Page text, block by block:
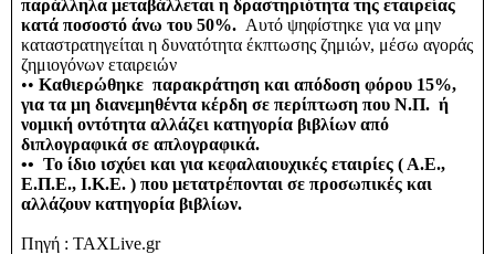
παράλληλα μεταβάλλεται η δραστηριότητα της εταιρείας
κατά ποσοστό άνω του 50%. Αυτό ψηφίστηκε για να μην
καταστρατηγείται η δυνατότητα έκπτωσης ζημιών, μέσω αγοράς
ζημιογόνων εταιρειών
•• Καθιερώθηκε παρακράτηση και απόδοση φόρου 15%,
για τα μη διανεμηθέντα κέρδη σε περίπτωση που Ν.Π. ή
νομική οντότητα αλλάζει κατηγορία βιβλίων από
διπλογραφικά σε απλογραφικά.
•• Το ίδιο ισχύει και για κεφαλαιουχικές εταιρίες ( Α.Ε.,
Ε.Π.Ε., Ι.Κ.Ε. ) που μετατρέπονται σε προσωπικές και
αλλάζουν κατηγορία βιβλίων.
Πηγή : TAXLive.gr